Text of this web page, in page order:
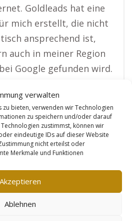
verwalten
bieten, verwenden wir Technologien
zu speichern und/oder darauf
zustimmst, können wir
eindeutige IDs auf dieser Website
nicht erteilst oder
Merkmale und Funktionen
Akzeptieren
Ablehnen
Goldleads hat eine
mich erstellt, die nicht
ansprechend ist,
auch in meiner Region
Google gefunden wird.
neue Inhalte wie
oder Angebote
um meine Zielgruppe
Seitdem ich die
nutze, melden sich viel
zu meinen Kursen an.
Mitgliederzahl ist in einem
30 % gestiegen.